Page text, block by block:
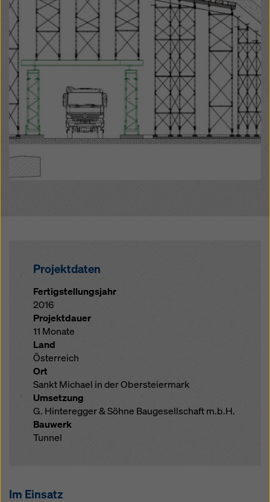
Projektdaten
Fertigstellungsjahr
2016
Projektdauer
11 Monate
Land
Österreich
Ort
Sankt Michael in der Obersteiermark
Umsetzung
G. Hinteregger & Söhne Baugesellschaft m.b.H.
Bauwerk
Tunnel
Im Einsatz